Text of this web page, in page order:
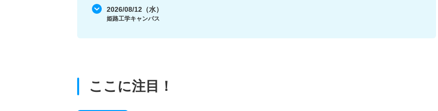
2026/08/12（水）
姫路工学キャンパス
ここに注目！